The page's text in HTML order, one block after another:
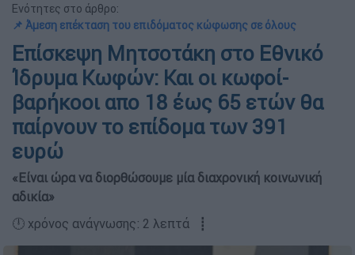
Ενότητες στο άρθρο:
📌 Άμεση επέκταση του επιδόματος κώφωσης σε όλους
Επίσκεψη Μητσοτάκη στο Εθνικό
Ίδρυμα Κωφών: Και οι κωφοί-
βαρήκοοι απο 18 έως 65 ετών θα
παίρνουν το επίδομα των 391
ευρώ
«Είναι ώρα να διορθώσουμε μία διαχρονική κοινωνική
αδικία»
🕛 χρόνος ανάγνωσης: 2 λεπτά ┋